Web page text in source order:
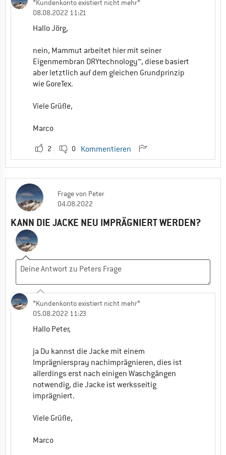
*Kundenkonto existiert nicht mehr*
08.08.2022 11:21
Hallo Jörg,
nein, Mammut arbeitet hier mit seiner
Eigenmembran DRYtechnology™, diese basiert
aber letztlich auf dem gleichen Grundprinzip
wie GoreTex.
Viele Grüße,
Marco
2 0 Kommentieren
Fragevon Peter
04.08.2022
KANN DIE JACKE NEU IMPRÄGNIERT WERDEN?
*Kundenkonto existiert nicht mehr*
05.08.2022 11:23
Hallo Peter,
ja Du kannst die Jacke mit einem
Imprägnierspray nachimprägnieren, dies ist
allerdings erst nach einigen Waschgängen
notwendig, die Jacke ist werksseitig
imprägniert.
Viele Grüße,
Marco